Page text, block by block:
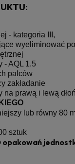
- kategoria III,
wyeliminować
- AQL 1.5
palców
zakładanie
na prawą i lewą dłoń
lub równy 80
sztuk
opakowań